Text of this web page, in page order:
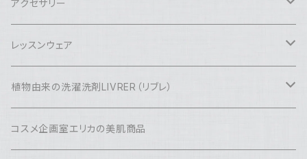
バーレスク
コルセット
バッスルスカート
ベリーダンス
セット衣装
ブラベルト
アクセサリー
ヘッドドレス
アクセサリー
アクセサリー
ネックレス
レッスンウェア
トップス
ボトムス
植物由来の洗濯洗剤LIVRER（リブレ）
洗濯洗剤
コスメ企画室エリカの美肌商品